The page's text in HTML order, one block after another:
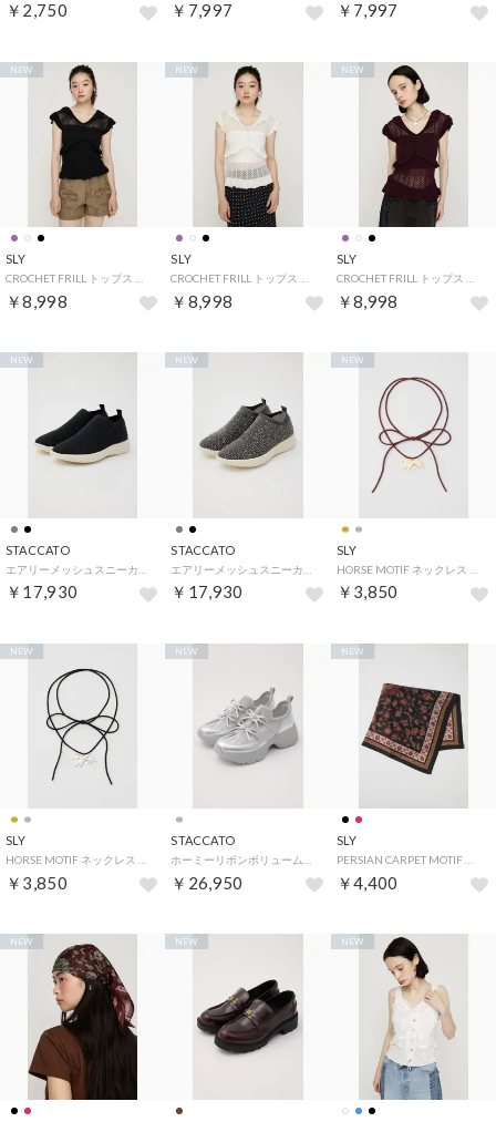
￥2,750 ￥7,997 ￥7,997
SLY
￥8,998
NEW
SLY
￥8,998
NEW
SLY
￥8,998
NEW
STACCATO
￥17,930
NEW
STACCATO
￥17,930
NEW
SLY
￥3,850
NEW
SLY
￥3,850
NEW
STACCATO
￥26,950
NEW
SLY
￥4,400
NEW
NEW NEW NEW